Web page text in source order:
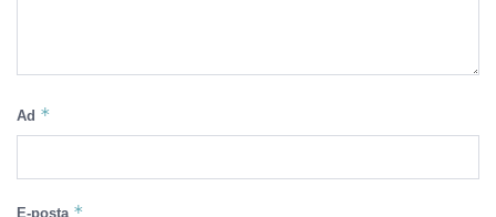
Ad *
E-posta *